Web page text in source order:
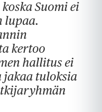
Suomi ei
lupaa.
kertoo
hallitus ei
jakaa tuloksia